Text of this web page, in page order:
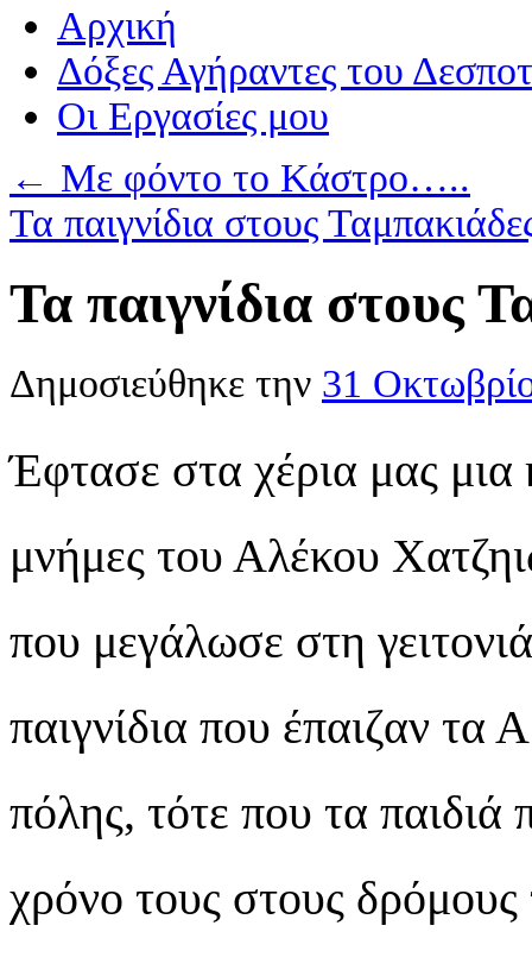
Αρχική
Δόξες Αγήραντες του
Οι Eργασίες μου
← Με φόντο το Κάστρο…..
Τα παιγνίδια στους
Τα παιγνίδια στους
Δημοσιεύθηκε την 31
Έφτασε στα χέρια μας
μνήμες του Αλέκου
που μεγάλωσε στη
παιγνίδια που έπαιζαν
πόλης, τότε που τα παιδιά
χρόνο τους στους δρόμους